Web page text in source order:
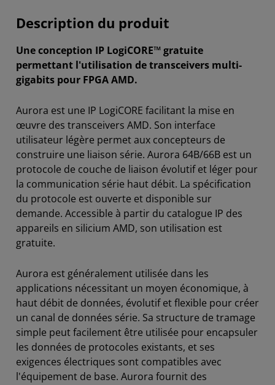
Description du produit
Une conception IP LogiCORE™ gratuite
permettant l'utilisation de transceivers multi-
gigabits pour FPGA AMD.
Aurora est une IP LogiCORE facilitant la mise en
œuvre des transceivers AMD. Son interface
utilisateur légère permet aux concepteurs de
construire une liaison série. Aurora 64B/66B est un
protocole de couche de liaison évolutif et léger pour
la communication série haut débit. La spécification
du protocole est ouverte et disponible sur
demande. Accessible à partir du catalogue IP des
appareils en silicium AMD, son utilisation est
gratuite.
Aurora est généralement utilisée dans les
applications nécessitant un moyen économique, à
haut débit de données, évolutif et flexible pour créer
un canal de données série. Sa structure de tramage
simple peut facilement être utilisée pour encapsuler
les données de protocoles existants, et ses
exigences électriques sont compatibles avec
l'équipement de base. Aurora fournit des